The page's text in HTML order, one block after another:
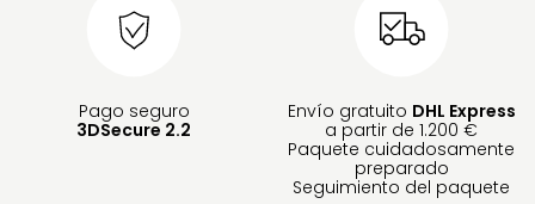
Pago seguro
3DSecure 2.2
Envío gratuito DHL Express
a partir de 1.200 €
Paquete cuidadosamente
preparado
Seguimiento del paquete